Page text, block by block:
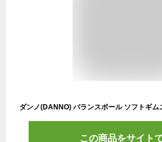
この商品をサイト